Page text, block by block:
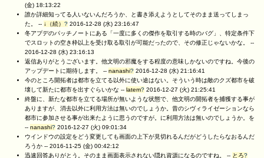
(金) 18:13:22
誰か詳細知ってる人いないんだろうか、と書き添えようとしてそのまま送ってしまっ
た。 -- ↓（続） ? 2016-12-28 (水) 23:16:47
冬アプデのパッチノートにある「一度に多くの傑作を取引する時のバグ」、特定条件下
でスロットの空き枠以上を受け取る取引が可能だったので、その修正じゃないかな。 --
2016-12-28 (水) 23:16:13
返信ありがとうございます。他文明の邪魔をする程度の意味しかないのですね。今後の
アップデートに期待します。 -- nanashi? 2016-12-28 (水) 21:16:41
今のところ開拓者は都市を立てる以外に使い途はない。そういう時は敵のクズ都市を破
壊して新たに都市を出すぐらいかな -- latem? 2016-12-27 (火) 21:25:41
終盤に、新たな都市を立てる場所が無いような状態で、他文明の開拓者を捕獲する事が
ありますが、消去以外に利用方法は無いのでしょうか。昔のシヴィライゼーションなら
都市に参加させる事が出来たように思うのですが。に利用方法は無いのでしょうか。を
-- nanashi? 2016-12-27 (火) 09:01:34
ウインドウの設定をどう変更しても画面の上下が見切れるんだがどうしたらなおるんだ
ろうか -- 2016-11-25 (金) 00:42:12
迅速回答ありがとう。そのまま画面表示されない隠れ資源になるのですね。 -- とろ?